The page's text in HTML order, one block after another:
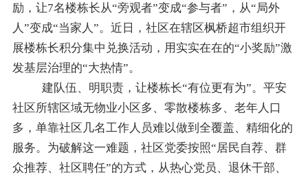
励，让7名楼栋长从“旁观者”变成“参与者”，从“局外
人”变成“当家人”。近日，社区在辖区枫桥超市组织开
展楼栋长积分集中兑换活动，用实实在在的“小奖励”激
发基层治理的“大热情”。
建队伍、明职责，让楼栋长“有位更有为”。平安
社区所辖区域无物业小区多、零散楼栋多、老年人口
多，单靠社区几名工作人员难以做到全覆盖、精细化的
服务。为破解这一难题，社区党委按照“居民自荐、群
众推荐、社区聘任”的方式，从热心党员、退休干部、